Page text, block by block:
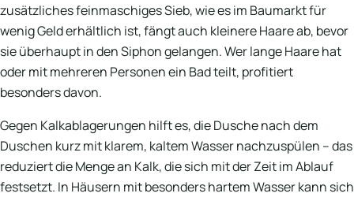
zusätzliches feinmaschiges Sieb, wie es im Baumarkt für
wenig Geld erhältlich ist, fängt auch kleinere Haare ab, bevor
sie überhaupt in den Siphon gelangen. Wer lange Haare hat
oder mit mehreren Personen ein Bad teilt, profitiert
besonders davon.
Gegen Kalkablagerungen hilft es, die Dusche nach dem
Duschen kurz mit klarem, kaltem Wasser nachzuspülen – das
reduziert die Menge an Kalk, die sich mit der Zeit im Ablauf
festsetzt. In Häusern mit besonders hartem Wasser kann sich